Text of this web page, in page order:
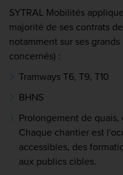
SYTRAL Mobilités
majorité de ses contrats
notamment sur ses
concernés) :
Tramways T6, T9, T10
BHNS
Prolongement de
Chaque chantier est
accessibles, des
aux publics cibles.